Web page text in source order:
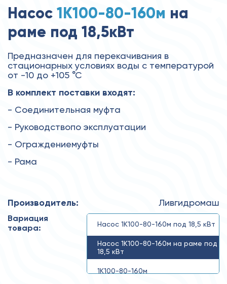
Насос 1К100-80-160м на
раме под 18,5кВт
Предназначен для перекачивания в
стационарных условиях воды с температурой
от -10 до +105 °С
В комплект поставки входят:
- Соединительная муфта
- Руководствопо эксплуатации
- Ограждениемуфты
- Рама
Производитель: Ливгидромаш
Вариация
товара:
Насос 1К100-80-160м под 18,5 кВт
Насос 1К100-80-160м на раме под
18,5 кВт
1К100-80-160м